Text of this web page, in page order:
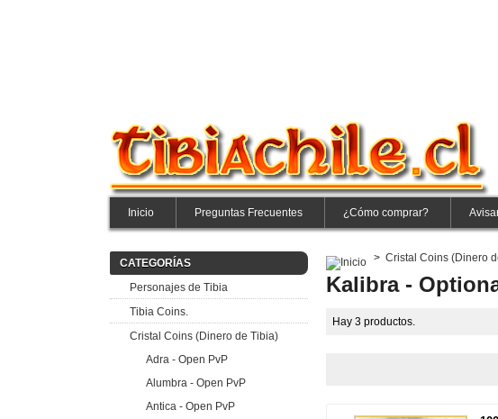
Inicio Preguntas Frecuentes ¿Cómo comprar?
CATEGORÍAS
Personajes de Tibia
Tibia Coins.
Cristal Coins (Dinero de Tibia)
Adra - Open PvP
Alumbra - Open PvP
Antica - Open PvP
> Cristal Coins (Dinero
Kalibra -
Hay 3 productos.